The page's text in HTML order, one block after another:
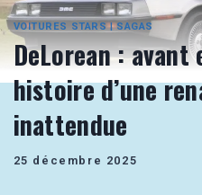
VOITURES STARS|SAGAS
DeLorean :
histoire d’une
inattendue
25 décembre 2025